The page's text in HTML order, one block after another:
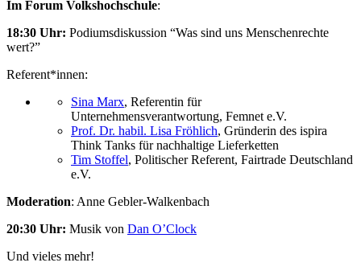
Im Forum Volkshochschule:
18:30 Uhr: Podiumsdiskussion “Was sind uns Menschenrechte
wert?”
Referent*innen:
Sina Marx, Referentin für
Unternehmensverantwortung, Femnet e.V.
Prof. Dr. habil. Lisa Fröhlich, Gründerin des ispira
Think Tanks für nachhaltige Lieferketten
Tim Stoffel, Politischer Referent, Fairtrade Deutschland
e.V.
Moderation: Anne Gebler-Walkenbach
20:30 Uhr: Musik von Dan O’Clock
Und vieles mehr!